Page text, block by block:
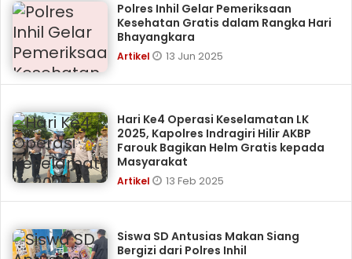
Polres Inhil Gelar Pemeriksaan
Kesehatan Gratis dalam Rangka Hari
Bhayangkara
Artikel 13 Jun 2025
Hari Ke4 Operasi Keselamatan LK
2025, Kapolres Indragiri Hilir AKBP
Farouk Bagikan Helm Gratis kepada
Masyarakat
Artikel 13 Feb 2025
Siswa SD Antusias Makan Siang
Bergizi dari Polres Inhil